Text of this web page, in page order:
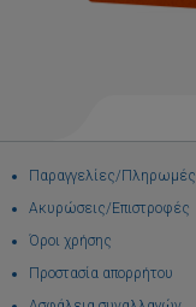
Παραγγελίες/Πληρωμές
Ακυρώσεις/Επιστροφές
Όροι χρήσης
Προστασία απορρήτου